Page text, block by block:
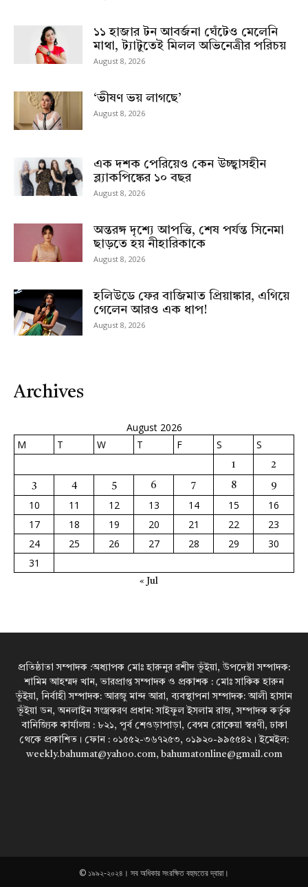
১১ হাজার টন আবর্জনা ঘেঁটেও মেলেনি
মাথা, ট্যাটুতেই মিলল অভিনেত্রীর পরিচয়
August 8, 2026
‘ভীষণ ভয় লাগছে’
August 8, 2026
এক দশক পেরিয়েও কেন উচ্ছ্বাসহীন
ব্ল্যাকপিঙ্কের ১০ বছর
August 8, 2026
অন্তরঙ্গ দৃশ্যে আপত্তি, শেষ পর্যন্ত সিনেমা
ছাড়তে হয় নীহারিকাকে
August 8, 2026
হলিউডে ফের বাজিমাত প্রিয়াঙ্কার, এগিয়ে
গেলেন আরও এক ধাপ!
August 8, 2026
Archives
August 2026
M
T W T F S S
1 2
3 4 5 6 7 8 9
10 11 12 13 14 15
16
17
18 19 20 21 22
23
24
25 26 27 28 29
30
31
« Jul
প্রতিষ্ঠাতা সম্পাদক :অধ্যাপক মোঃ হারুনুর রশীদ ভূঁইয়া, উপদেষ্টা সম্পাদক:
শামিম আহম্মদ খান, ভারপ্রাপ্ত সম্পাদক ও প্রকাশক : মোঃ সাকিক হারুন
ভূঁইয়া, নির্বাহী সম্পাদক: আরজু মান্দ আরা, ব্যবস্থাপনা সম্পাদক: আলী হাসান
ভূঁইয়া ডন, অনলাইন সংস্ত্রকরণ প্রধান: সাইফুল ইসলাম রাজ, সম্পাদক কর্তৃক
বানিজ্যিক কার্যালয় : ৮২১, পূর্ব শেওড়াপাড়া, বেগম রোকেয়া স্বরণী, ঢাকা
থেকে প্রকাশিত। ফোন : ০১৫৫২-৩৬৭২৫৩, ০১৯২০-৯৯৫৫৪২। ইমেইল:
weekly.bahumat@yahoo.com, bahumatonline@gmail.com
© ১৯৯২-২০২৪। সব অধিকার সংরক্ষিত বহুমতের দ্বারা।